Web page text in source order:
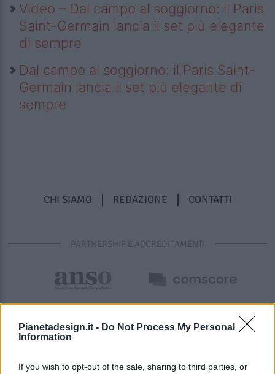
Pianetadesign.it - Do Not Process My Personal
Information
If you wish to opt-out of the sale, sharing to third parties, or
Video – Dal campo al soggiorno: il Paris
Saint-Germain lancia il set più elegante
di sempre
Dal campo al soggiorno: il Paris Saint-
Germain lancia il set più elegante di
sempre
CHI SIAMO REDAZIONE CONTATTI
PARTNERSHIP E ACCREDITAMENTI